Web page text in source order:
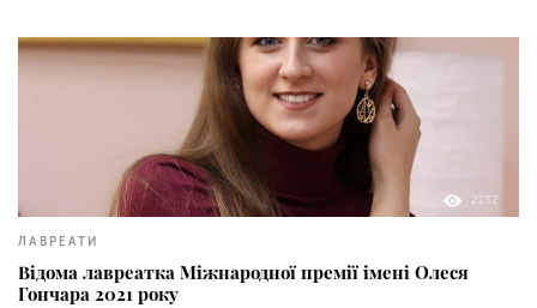
2132
ЛАВРЕАТИ
Відома лавреатка Міжнародної премії імені Олеся
Гончара 2021 року